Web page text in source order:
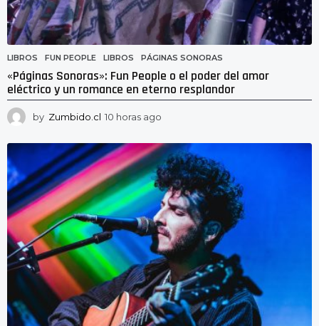
LIBROS FUN PEOPLE ,LIBROS ,PÁGINAS SONORAS
«Páginas Sonoras»: Fun People o el poder del amor
eléctrico y un romance en eterno resplandor
by Zumbido.cl 10 horas ago
h
o
r
a
s
a
g
o